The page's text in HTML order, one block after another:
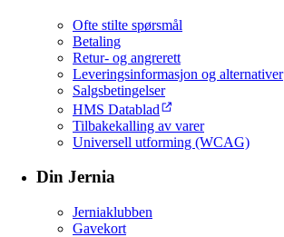
Ofte stilte spørsmål
Betaling
Retur- og angrerett
Leveringsinformasjon og alternativer
Salgsbetingelser
HMS Datablad
Tilbakekalling av varer
Universell utforming (WCAG)
Din Jernia
Jerniaklubben
Gavekort